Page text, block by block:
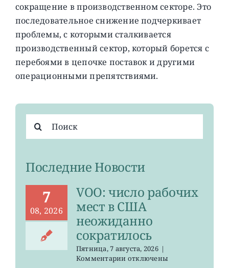
сокращение в производственном секторе. Это
последовательное снижение подчеркивает
проблемы, с которыми сталкивается
производственный сектор, который борется с
перебоями в цепочке поставок и другими
операционными препятствиями.
поиска:
Последние Новости
7
08, 2026
VOO: число рабочих
мест в США
неожиданно
сократилось
Пятница, 7 августа, 2026 |
Комментариикотключены